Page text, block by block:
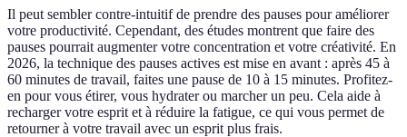
Il peut sembler contre-intuitif de prendre des pauses pour améliorer
votre productivité. Cependant, des études montrent que faire des
pauses pourrait augmenter votre concentration et votre créativité. En
2026, la technique des pauses actives est mise en avant : après 45 à
60 minutes de travail, faites une pause de 10 à 15 minutes. Profitez-
en pour vous étirer, vous hydrater ou marcher un peu. Cela aide à
recharger votre esprit et à réduire la fatigue, ce qui vous permet de
retourner à votre travail avec un esprit plus frais.